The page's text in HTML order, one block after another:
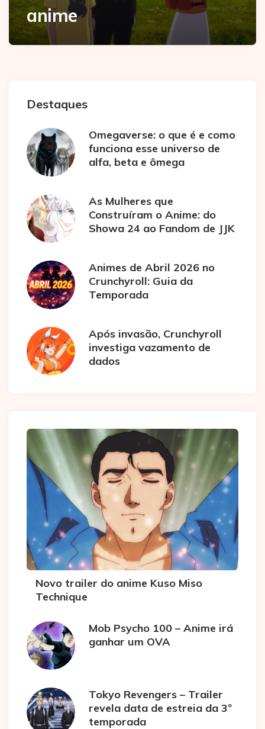
anime
Destaques
Omegaverse: o que é e como
funciona esse universo de
alfa, beta e ômega
As Mulheres que
Construíram o Anime: do
Showa 24 ao Fandom de JJK
Animes de Abril 2026 no
Crunchyroll: Guia da
Temporada
Após invasão, Crunchyroll
investiga vazamento de
dados
Novo trailer do anime Kuso Miso
Technique
Mob Psycho 100 – Anime irá
ganhar um OVA
Tokyo Revengers – Trailer
revela data de estreia da 3º
temporada